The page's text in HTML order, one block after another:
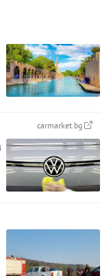
carmarket.bg